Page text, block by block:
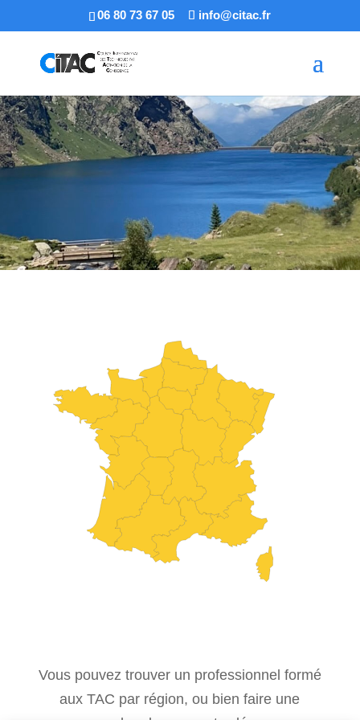
06 80 73 67 05 info@citac.fr
Vous pouvez trouver un professionnel formé
aux TAC par région, ou bien faire une